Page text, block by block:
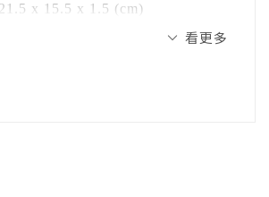
都市叢林，在辦公室也能輕鬆
x 15.5 x 1.5 (cm)
盆栽x 3、椰纖土x 3、乾燥水苔、
看更多